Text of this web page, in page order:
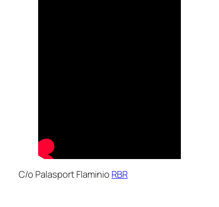
C/o Palasport Flaminio RBR